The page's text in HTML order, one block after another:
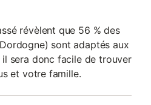
révèlent que 56 % des
sont adaptés aux
sera donc facile de trouver
et votre famille.